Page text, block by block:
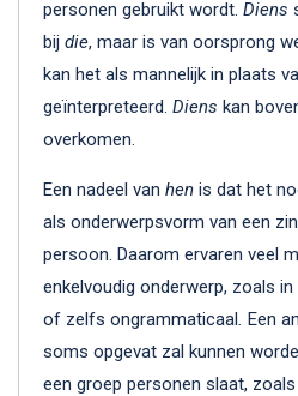
personen gebruikt wordt. Diens
bij die, maar is van oorsprong
kan het als mannelijk in plaats
geïnterpreteerd. Diens kan
overkomen.
Een nadeel van hen is dat het
als onderwerpsvorm van een
persoon. Daarom ervaren veel
enkelvoudig onderwerp, zoals
of zelfs ongrammaticaal. Een
soms opgevat zal kunnen
een groep personen slaat, zoals